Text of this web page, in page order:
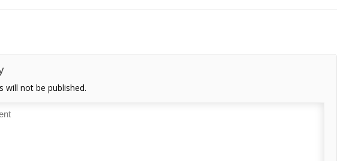
will not be published.